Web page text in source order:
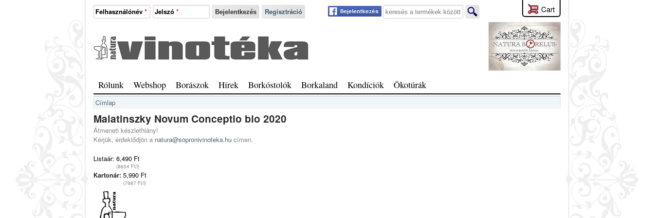
Cart
Felhasználónév * Jelszó * Regisztráció Keresés a webhelyen
Natura
Vinotéka
Főmenü
Rólunk Webshop Borászok Hírek Borkóstolók Borkaland Kondíciók Ökotúrák
Jelenlegi hely
Címlap
Malatinszky Novum Conceptio bio 2020
Átmeneti készlethiány!
Kérjük, érdeklődjön a natura@sopronivinoteka.hu címen.
Listaár: 6,490 Ft
(8654 Ft/l)
Kartonár: 5,990 Ft
(7987 Ft/l)